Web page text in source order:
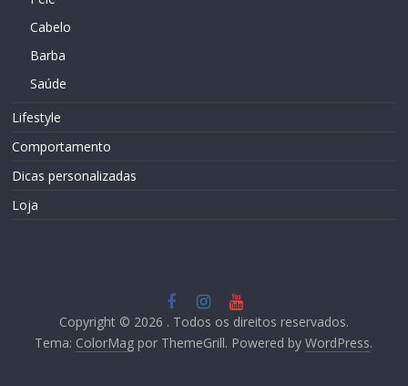
Cabelo
Barba
Saúde
Lifestyle
Comportamento
Dicas personalizadas
Loja
Copyright © 2026 . Todos os direitos reservados.
Tema: ColorMag por ThemeGrill. Powered byWordPress.